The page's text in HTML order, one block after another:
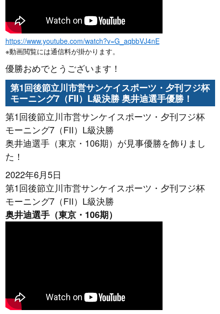
https://www.youtube.com/watch?v=G_aqbbVJ4nE
※動画閲覧には通信料が掛かります。
優勝おめでとうございます！
第1回後節立川市営サンケイスポーツ・夕刊フジ杯
モーニング7（FII）L級決勝 奥井迪選手優勝！
第1回後節立川市営サンケイスポーツ・夕刊フジ杯
モーニング7（FII）L級決勝
奥井迪選手（東京・106期）が見事優勝を飾りまし
た！
2022年6月5日
第1回後節立川市営サンケイスポーツ・夕刊フジ杯
モーニング7（FII）L級決勝
奥井迪選手（東京・106期）